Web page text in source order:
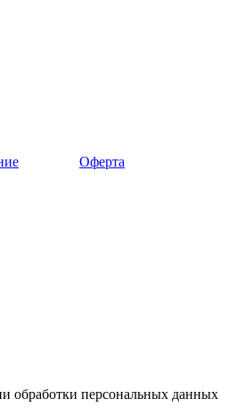
Оферта
обработки персональных данных